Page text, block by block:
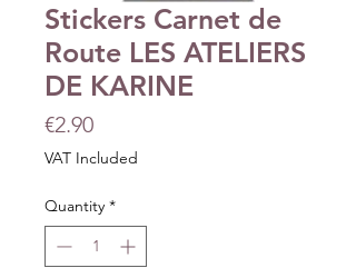
Stickers Carnet de
Route LES ATELIERS
DE KARINE
€2.90Price
VAT Included
Quantity *